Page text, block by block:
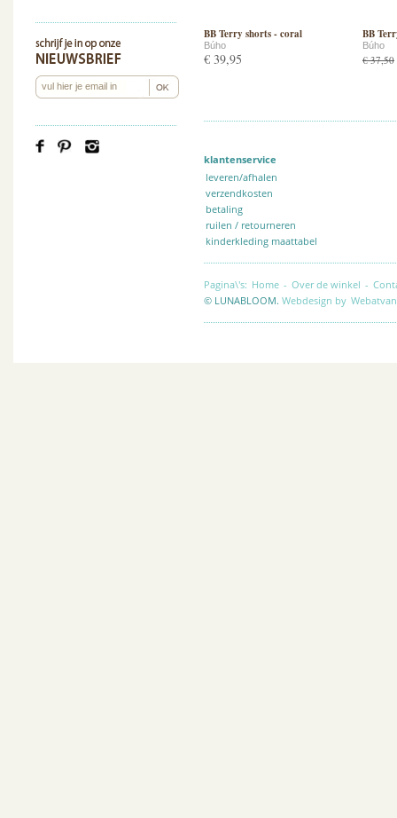
BB Terry shorts - coral
Búho
€ 39,95
BB
Búho
€ 37,50
klantenservice
leveren/afhalen
verzendkosten
betaling
ruilen / retourneren
kinderkleding maattabel
Pagina\'s: Home - Over de winkel -
© LUNABLOOM. Webdesign by